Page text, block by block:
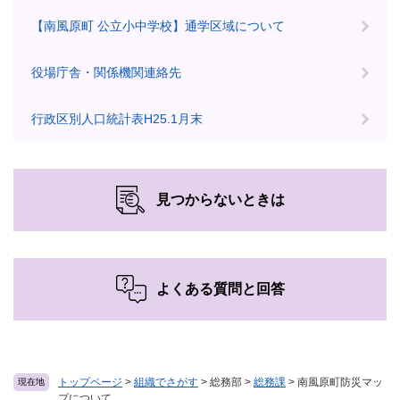
現在地 トップページ > 組織でさがす > 総務部 > 総務課 > 南風原町防災マッ
【南風原町 公立小中学校】通学区域について
役場庁舎・関係機関連絡先
行政区別人口統計表H25.1月末
見つからないときは
よくある質問と回答